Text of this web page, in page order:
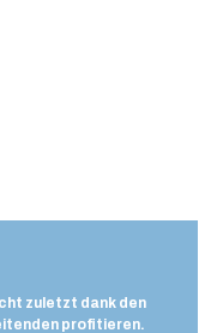
zuletzt dank den
profitieren.